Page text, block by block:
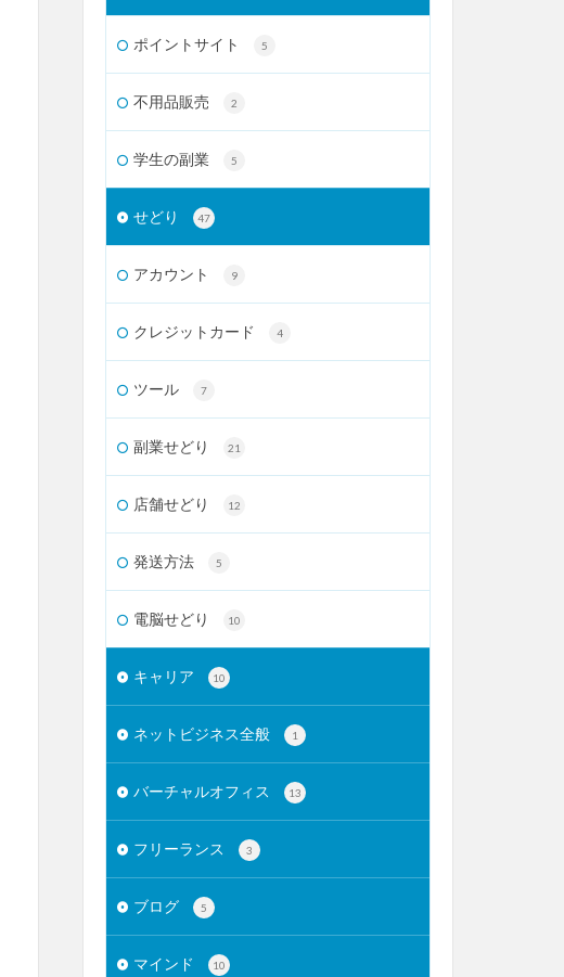
ポイントサイト 5
不用品販売 2
学生の副業 5
せどり 47
アカウント 9
クレジットカード 4
ツール 7
副業せどり 21
店舗せどり 12
発送方法 5
電脳せどり 10
キャリア 10
ネットビジネス全般 1
バーチャルオフィス 13
フリーランス 3
ブログ 5
マインド 10